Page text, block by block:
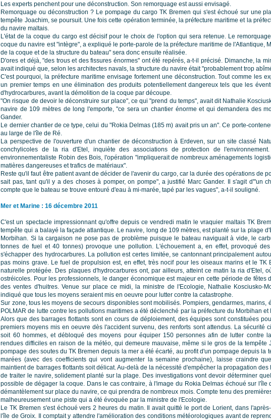
Les experts penchent pour une déconstruction. Son remorquage est aussi envisagé.
Remorquage ou déconstruction ? Le pompage du cargo TK Bremen qui s'est échoué sur une
tempête Joachim, se poursuit. Une fois cette opération terminée, la préfecture maritime et la
du navire maltais.
L'état de la coque du cargo est décisif pour le choix de l'option qui sera retenue. Le
coque du navire est "intègre", a expliqué le porte-parole de la préfecture maritime de l'Atlantique,
de la coque et de la structure du bateau" sera donc ensuite réalisée.
D'ores et déjà, "des trous et des fissures énormes" ont été repérés, a-t-il précisé. Dimanche, la
avait indiqué que, selon les architectes navals, la structure du navire était "probablement trop
C'est pourquoi, la préfecture maritime envisage fortement une déconstruction. Tout comme les
un premier temps en une élimination des produits potentiellement dangereux tels que les
d'hydrocarbures, avant la démolition de la coque par découpe.
"On risque de devoir le déconstruire sur place", ce qui "prend du temps", avait dit Nathalie
navire de 109 mètres de long l'emporte, "ce sera un chantier énorme et qui demandera des
Gander.
Le dernier chantier de ce type, celui du "Rokia Delmas (185 m) avait pris un an". Ce porte-
au large de l'île de Ré.
La perspective de l'ouverture d'un chantier de déconstruction à Erdeven, sur un site classé
conchylicoles de la ria d'Etel, inquiète des associations de protection de
environnementaliste Robin des Bois, l'opération "impliquerait de nombreux aménagements
matières dangereuses et trafics de matériaux".
Reste qu'il faut être patient avant de décider de l'avenir du cargo, car la durée des opérations de
sait pas, tant qu'il y a des choses à pomper, on pompe", a justifié Marc Gander. Il s'agit d'"un
compte que le bateau se trouve entouré d'eau à mi-marée, tapé par les vagues", a-t-il souligné.
Mer et Marine : 16 décembre 2011
C'est un spectacle impressionnant qu'offre depuis ce vendredi matin le vraquier maltais TK
tempête qui a balayé la façade atlantique. Le navire, long de 109 mètres, est planté sur la plage
Morbihan. Si la cargaison ne pose pas de problème puisque le bateau naviguait à vide, le
tonnes de fuel et 40 tonnes) provoque une pollution. L'échouement a, en effet, provoqué
s'échapper des hydrocarbures. La pollution est certes limitée, se cantonnant principalement
pas moins grave. Le fuel de propulsion est, en effet, très nocif pour les oiseaux marins et le TK
naturelle protégée. Des plaques d'hydrocarbures ont, par ailleurs, atteint ce matin la ria d'Etel,
ostréicoles. Pour les professionnels, le danger économique est majeur en cette période de fêtes
des ventes d'huitres. Venue sur place ce midi, la ministre de l'Ecologie, Nathalie Kosciusko-
indiqué que tous les moyens seraient mis en oeuvre pour lutter contre la catastrophe.
Sur zone, tous les moyens de secours disponibles sont mobilisés. Pompiers, gendarmes, marins,
POLMAR de lutte contre les pollutions maritimes a été déclenché par la préfecture du Morbihan
Alors que des barrages flottants sont en cours de déploiement, des équipes sont constituées
premiers moyens mis en oeuvre dès l'accident survenu, des renforts sont attendus. La sécurité
soit 60 hommes, et débloqué des moyens pour équiper 150 personnes afin de lutter contre
rendues difficiles en raison de la météo, qui demeure mauvaise, même si le gros de la tempête
pompage des soutes du TK Bremen depuis la mer a été écarté, au profit d'un pompage depuis la
marées (avec des coefficients qui vont augmenter la semaine prochaine), laisse craindre
maintient de barrages flottants soit délicat. Au-delà de la nécessité d'empêcher la propagation
de traiter le navire, solidement planté sur la plage. Des investigations vont devoir déterminer
possible de dégager la coque. Dans le cas contraire, à l'image du Rokia Delmas échoué sur l'île
démantèlement sur place du navire, ce qui prendra de nombreux mois. Compte tenu des
malheureusement une piste qui a été évoquée par la ministre de l'Ecologie.
Le TK Bremen s'est échoué vers 2 heures du matin. Il avait quitté le port de Lorient, dans
l'île de Groix. Il comptait y attendre l'amélioration des conditions météorologiques avant de